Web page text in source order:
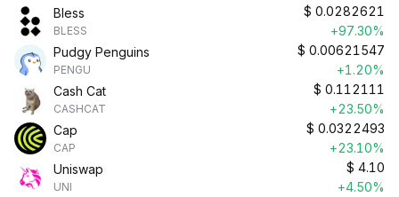
Bless
BLESS
$ 0.0282621
+97.30%
Pudgy Penguins
PENGU
$ 0.00621547
+1.20%
Cash Cat
CASHCAT
$ 0.112111
+23.50%
Cap
CAP
$ 0.0322493
+23.10%
Uniswap
UNI
$ 4.10
+4.50%